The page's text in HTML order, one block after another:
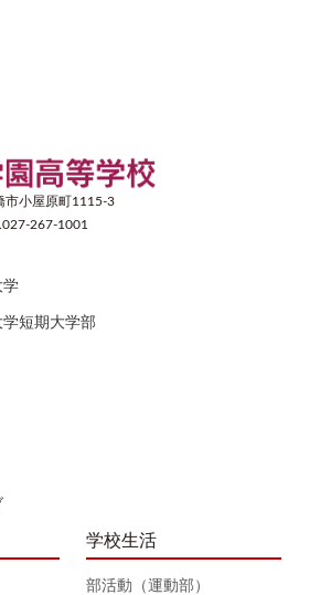
市小屋原町1115-3
267-1001
学
短期大学部
学校生活
部活動（運動部）